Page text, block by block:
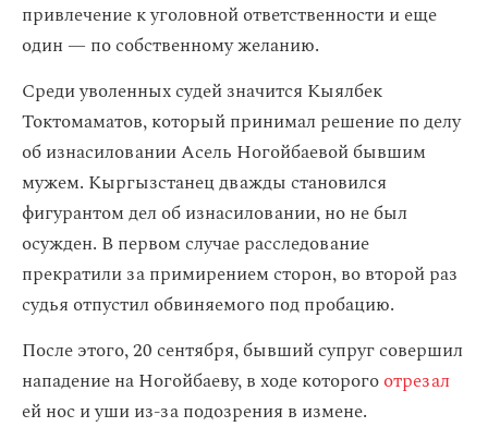
привлечение к уголовной ответственности и еще
один — по собственному желанию.
Среди уволенных судей значится Кыялбек
Токтомаматов, который принимал решение по делу
об изнасиловании Асель Ногойбаевой бывшим
мужем. Кыргызстанец дважды становился
фигурантом дел об изнасиловании, но не был
осужден. В первом случае расследование
прекратили за примирением сторон, во второй раз
судья отпустил обвиняемого под пробацию.
После этого, 20 сентября, бывший супруг совершил
нападение на Ногойбаеву, в ходе которогоотрезал
ей нос и уши из-за подозрения в измене.